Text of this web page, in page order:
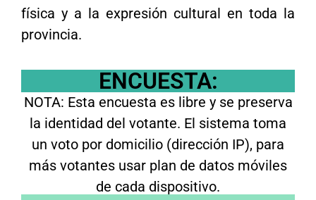
física y a la expresión cultural en toda la
provincia.
ENCUESTA:
NOTA: Esta encuesta es libre y se preserva
la identidad del votante. El sistema toma
un voto por domicilio (dirección IP), para
más votantes usar plan de datos móviles
de cada dispositivo.